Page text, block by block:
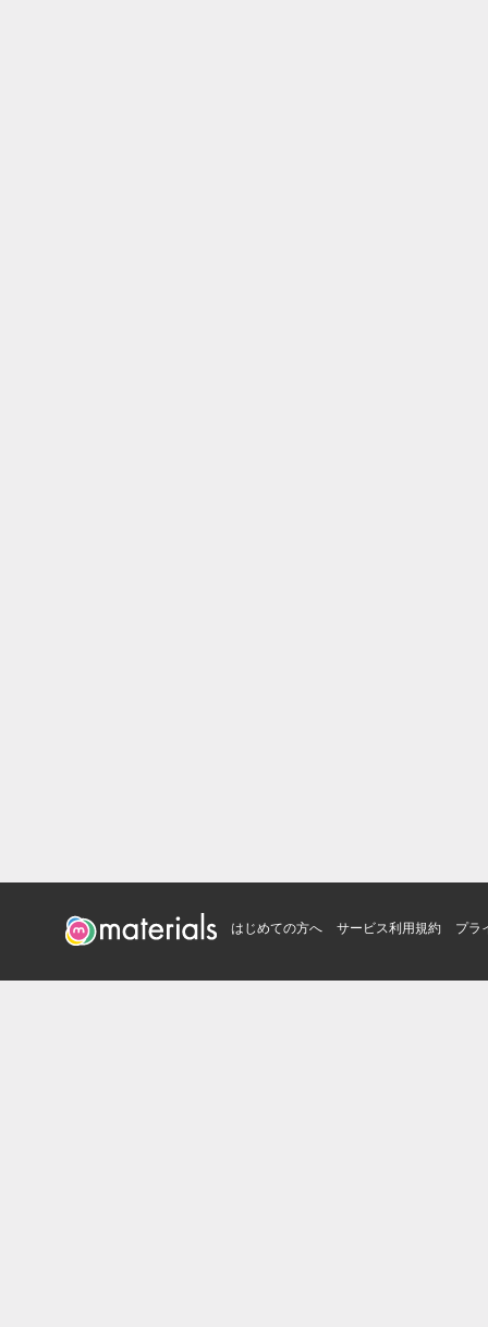
はじめての方へ サービス利用規約 プラ